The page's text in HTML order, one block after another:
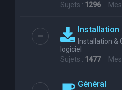
Sujets : 1296
Installation
Installation &
logiciel
Sujets : 1477
Général